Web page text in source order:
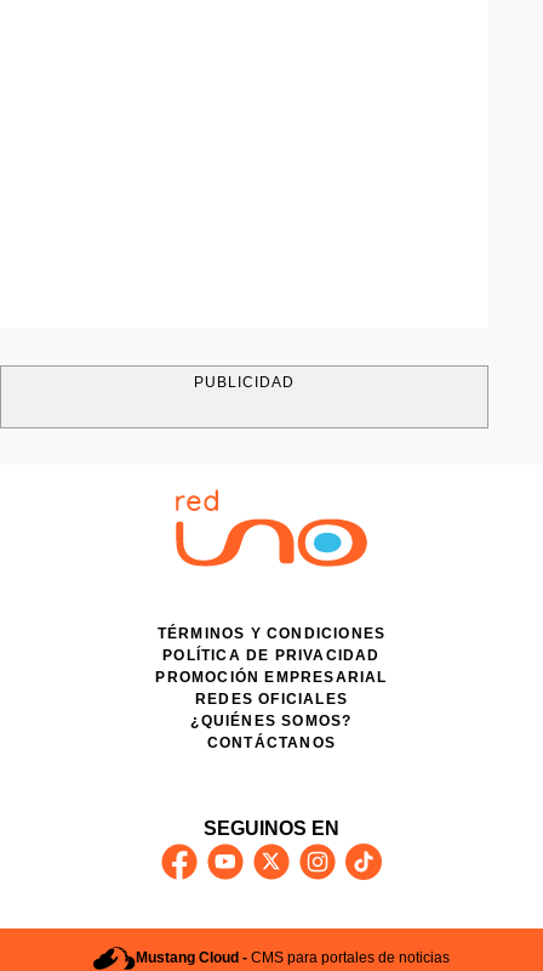
PUBLICIDAD
TÉRMINOS Y CONDICIONES
POLÍTICA DE PRIVACIDAD
PROMOCIÓN EMPRESARIAL
REDES OFICIALES
¿QUIÉNES SOMOS?
CONTÁCTANOS
SEGUINOS EN
Mustang Cloud -CMS para portales de noticias